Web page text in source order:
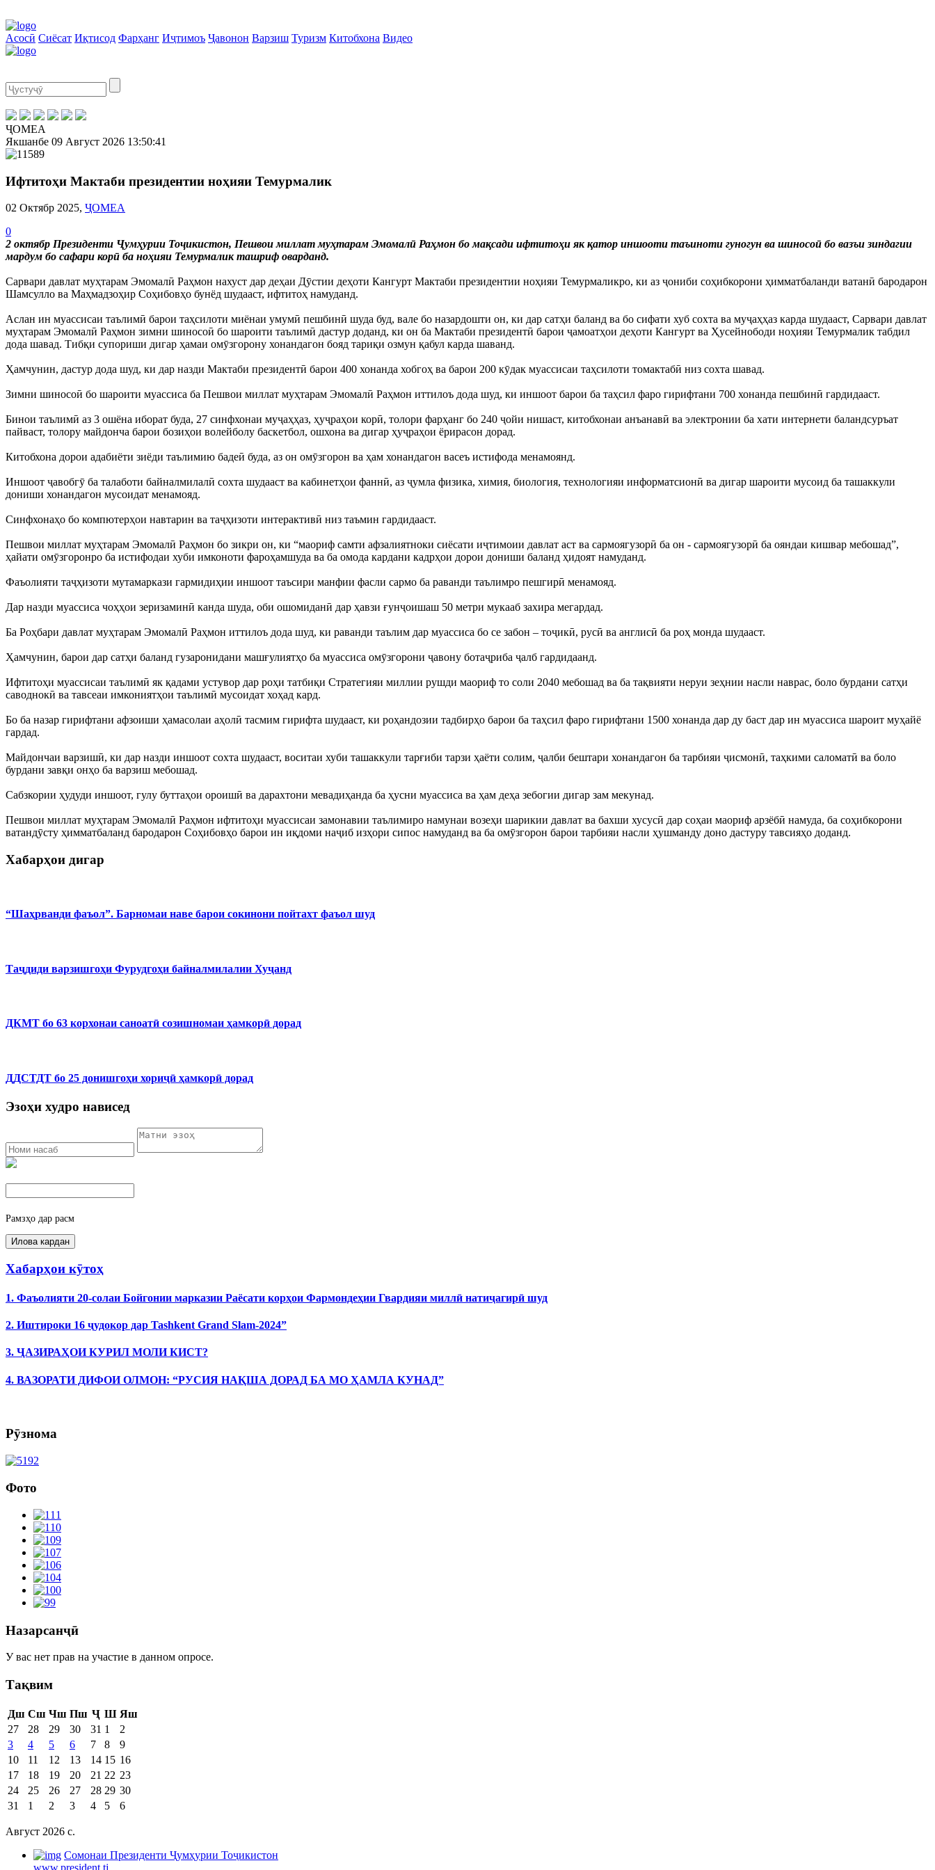
Асосӣ Сиёсат Иқтисод Фарҳанг Иҷтимоъ Ҷавонон Варзиш Туризм Китобхона Видео
ҶОМЕА
Якшанбе 09 Август 2026 13:50:42
Ифтитоҳи Мактаби президентии ноҳияи Темурмалик
02 Октябр 2025, ҶОМЕА
0
2 октябр Президенти Ҷумҳурии Тоҷикистон, Пешвои миллат муҳтарам Эмомалӣ Раҳмон бо мақсади ифтитоҳи як қатор иншооти таъиноти гуногун ва шиносоӣ бо вазъи зиндагии
мардум бо сафари корӣ ба ноҳияи Темурмалик ташриф оварданд.
Сарвари давлат муҳтарам Эмомалӣ Раҳмон нахуст дар деҳаи Дӯстии деҳоти Кангурт Мактаби президентии ноҳияи Темурмаликро, ки аз ҷониби соҳибкорони ҳимматбаланди ватанӣ бародарон
Шамсулло ва Маҳмадзоҳир Соҳибовҳо бунёд шудааст, ифтитоҳ намуданд.
Аслан ин муассисаи таълимӣ барои таҳсилоти миёнаи умумӣ пешбинӣ шуда буд, вале бо назардошти он, ки дар сатҳи баланд ва бо сифати хуб сохта ва муҷаҳҳаз карда шудааст, Сарвари давлат
муҳтарам Эмомалӣ Раҳмон зимни шиносоӣ бо шароити таълимӣ дастур доданд, ки он ба Мактаби президентӣ барои ҷамоатҳои деҳоти Кангурт ва Ҳусейнободи ноҳияи Темурмалик табдил
дода шавад. Тибқи супориши дигар ҳамаи омӯзгорону хонандагон бояд тариқи озмун қабул карда шаванд.
Ҳамчунин, дастур дода шуд, ки дар назди Мактаби президентӣ барои 400 хонанда хобгоҳ ва барои 200 кӯдак муассисаи таҳсилоти томактабӣ низ сохта шавад.
Зимни шиносоӣ бо шароити муассиса ба Пешвои миллат муҳтарам Эмомалӣ Раҳмон иттилоъ дода шуд, ки иншоот барои ба таҳсил фаро гирифтани 700 хонанда пешбинӣ гардидааст.
Бинои таълимӣ аз 3 ошёна иборат буда, 27 синфхонаи муҷаҳҳаз, ҳуҷраҳои корӣ, толори фарҳанг бо 240 ҷойи нишаст, китобхонаи анъанавӣ ва электронии ба хати интернети баландсуръат
пайваст, толору майдонча барои бозиҳои волейболу баскетбол, ошхона ва дигар ҳуҷраҳои ёрирасон дорад.
Китобхона дорои адабиёти зиёди таълимию бадеӣ буда, аз он омӯзгорон ва ҳам хонандагон васеъ истифода менамоянд.
Иншоот ҷавобгӯ ба талаботи байналмилалӣ сохта шудааст ва кабинетҳои фаннӣ, аз ҷумла физика, химия, биология, технологияи информатсионӣ ва дигар шароити мусоид ба ташаккули
дониши хонандагон мусоидат менамояд.
Синфхонаҳо бо компютерҳои навтарин ва таҷҳизоти интерактивӣ низ таъмин гардидааст.
Пешвои миллат муҳтарам Эмомалӣ Раҳмон бо зикри он, ки “маориф самти афзалиятноки сиёсати иҷтимоии давлат аст ва сармоягузорӣ ба он - сармоягузорӣ ба ояндаи кишвар мебошад”,
ҳайати омӯзгоронро ба истифодаи хуби имконоти фароҳамшуда ва ба омода кардани кадрҳои дорои дониши баланд ҳидоят намуданд.
Фаъолияти таҷҳизоти мутамаркази гармидиҳии иншоот таъсири манфии фасли сармо ба раванди таълимро пешгирӣ менамояд.
Дар назди муассиса чоҳҳои зеризаминӣ канда шуда, оби ошомиданӣ дар ҳавзи ғунҷоишаш 50 метри мукааб захира мегардад.
Ба Роҳбари давлат муҳтарам Эмомалӣ Раҳмон иттилоъ дода шуд, ки раванди таълим дар муассиса бо се забон – тоҷикӣ, русӣ ва англисӣ ба роҳ монда шудааст.
Ҳамчунин, барои дар сатҳи баланд гузаронидани машғулиятҳо ба муассиса омӯзгорони ҷавону ботаҷриба ҷалб гардидаанд.
Ифтитоҳи муассисаи таълимӣ як қадами устувор дар роҳи татбиқи Стратегияи миллии рушди маориф то соли 2040 мебошад ва ба тақвияти неруи зеҳнии насли наврас, боло бурдани сатҳи
саводнокӣ ва тавсеаи имкониятҳои таълимӣ мусоидат хоҳад кард.
Бо ба назар гирифтани афзоиши ҳамасолаи аҳолӣ тасмим гирифта шудааст, ки роҳандозии тадбирҳо барои ба таҳсил фаро гирифтани 1500 хонанда дар ду баст дар ин муассиса шароит муҳайё
гардад.
Майдончаи варзишӣ, ки дар назди иншоот сохта шудааст, воситаи хуби ташаккули тарғиби тарзи ҳаёти солим, ҷалби бештари хонандагон ба тарбияи ҷисмонӣ, таҳкими саломатӣ ва боло
бурдани завқи онҳо ба варзиш мебошад.
Сабзкории ҳудуди иншоот, гулу буттаҳои ороишӣ ва дарахтони мевадиҳанда ба ҳусни муассиса ва ҳам деҳа зебогии дигар зам мекунад.
Пешвои миллат муҳтарам Эмомалӣ Раҳмон ифтитоҳи муассисаи замонавии таълимиро намунаи возеҳи шарикии давлат ва бахши хусусӣ дар соҳаи маориф арзёбӣ намуда, ба соҳибкорони
ватандӯсту ҳимматбаланд бародарон Соҳибовҳо барои ин иқдоми наҷиб изҳори сипос намуданд ва ба омӯзгорон барои тарбияи насли ҳушманду доно дастуру тавсияҳо доданд.
Хабарҳои дигар
“Шаҳрванди фаъол”. Барномаи наве барои сокинони пойтахт фаъол шуд
Таҷдиди варзишгоҳи Фурудгоҳи байналмилалии Хуҷанд
ДКМТ бо 63 корхонаи саноатӣ созишномаи ҳамкорӣ дорад
ДДСТДТ бо 25 донишгоҳи хориҷӣ ҳамкорӣ дорад
Эзоҳи худро нависед
Рамзҳо дар расм
Хабарҳои кӯтоҳ
1. Фаъолияти 20-солаи Бойгонии марказии Раёсати корҳои Фармондеҳии Гвардияи миллӣ натиҷагирӣ шуд
2. Иштироки 16 ҷудокор дар Tashkent Grand Slam-2024”
3. ҶАЗИРАҲОИ КУРИЛ МОЛИ КИСТ?
4. ВАЗОРАТИ ДИФОИ ОЛМОН: “РУСИЯ НАҚША ДОРАД БА МО ҲАМЛА КУНАД”
Рӯзнома
Фото
Назарсанҷӣ
У вас нет прав на участие в данном опросе.
Тақвим
Дш Сш Чш Пш Ҷ Ш Яш
27
28 29 30 31 1
2
3
4 5 6 7 8
9
10
11 12 13 14 15 16
17
18 19 20 21 22 23
24
25 26 27 28 29 30
31
1 2 3 4 5 6
Август 2026 c.
Cомонаи Президенти Ҷумҳурии Тоҷикистон
www.president.tj